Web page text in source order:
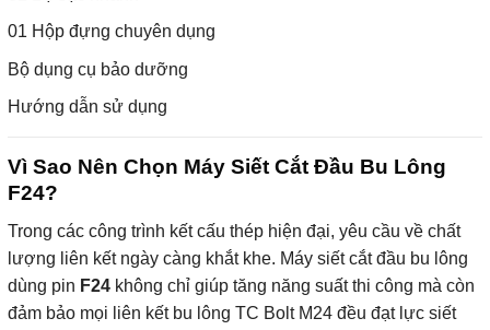
01 Hộp đựng chuyên dụng
Bộ dụng cụ bảo dưỡng
Hướng dẫn sử dụng
Vì Sao Nên Chọn Máy Siết Cắt Đầu Bu Lông
F24?
Trong các công trình kết cấu thép hiện đại, yêu cầu về chất
lượng liên kết ngày càng khắt khe. Máy siết cắt đầu bu lông
dùng pin F24 không chỉ giúp tăng năng suất thi công mà còn
đảm bảo mọi liên kết bu lông TC Bolt M24 đều đạt lực siết